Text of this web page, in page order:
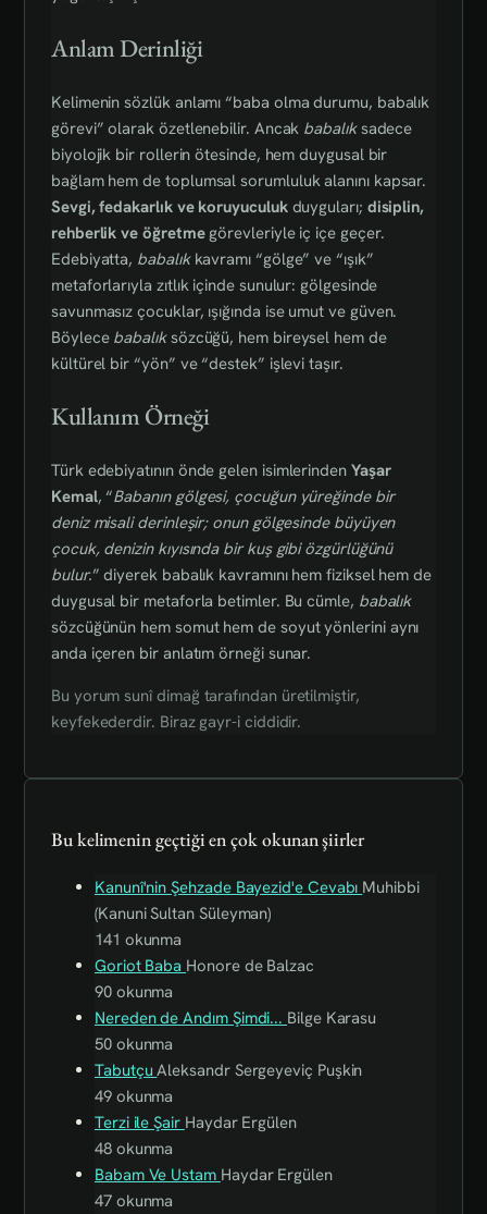
Anlam Derinliği
Kelimenin sözlük anlamı “baba olma durumu, babalık
görevi” olarak özetlenebilir. Ancak babalıksadece
biyolojik bir rollerin ötesinde, hem duygusal bir
bağlam hem de toplumsal sorumluluk alanını kapsar.
Sevgi, fedakarlık ve koruyuculukduyguları; disiplin,
rehberlik ve öğretmegörevleriyle iç içe geçer.
Edebiyatta, babalıkkavramı “gölge” ve “ışık”
metaforlarıyla zıtlık içinde sunulur: gölgesinde
savunmasız çocuklar, ışığında ise umut ve güven.
Böylece babalıksözcüğü, hem bireysel hem de
kültürel bir “yön” ve “destek” işlevi taşır.
Kullanım Örneği
Türk edebiyatının önde gelen isimlerinden Yaşar
Kemal, “Babanın gölgesi, çocuğun yüreğinde bir
deniz misali derinleşir; onun gölgesinde büyüyen
çocuk, denizin kıyısında bir kuş gibi özgürlüğünü
bulur.” diyerek babalık kavramını hem fiziksel hem de
duygusal bir metaforla betimler. Bu cümle, babalık
sözcüğünün hem somut hem de soyut yönlerini aynı
anda içeren bir anlatım örneği sunar.
Bu yorum sunî dimağ tarafından üretilmiştir,
keyfekederdir. Biraz gayr-i ciddidir.
Bu kelimenin geçtiği en çok okunan şiirler
Kanunî'nin Şehzade Bayezid'e Cevabı Muhibbi
(Kanuni Sultan Süleyman)
141 okunma
Goriot Baba Honore de Balzac
90 okunma
Nereden de Andım Şimdi... Bilge Karasu
50 okunma
TabutçuAleksandr Sergeyeviç Puşkin
49 okunma
Terzi ile Şair Haydar Ergülen
48 okunma
Babam Ve Ustam Haydar Ergülen
47 okunma